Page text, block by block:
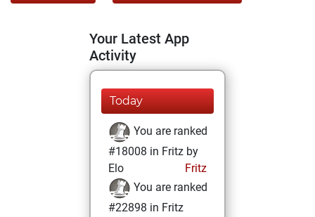
Your Latest App
Activity
Today
You are ranked
#18008 in Fritz by
Elo
Fritz
You are ranked
#22898 in Fritz